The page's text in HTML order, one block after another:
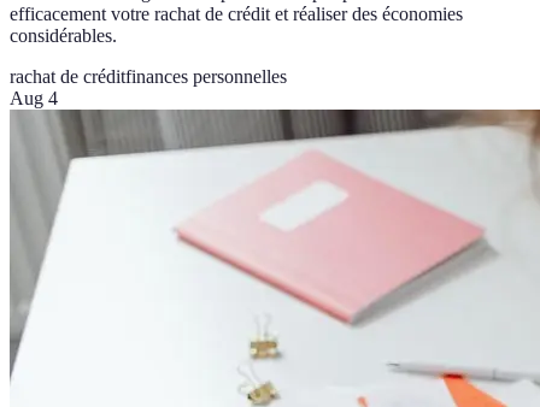
efficacement votre rachat de crédit et réaliser des économies
considérables.
rachat de créditfinances personnelles
Aug 4